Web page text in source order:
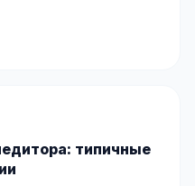
типичные